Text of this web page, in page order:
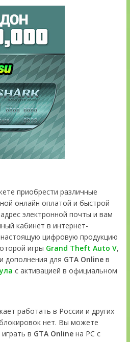
приобрести различные
онлайн оплатой и быстрой
электронной почты и вам
кабинет в интернет-
цифровую продукцию
игры Grand Theft Auto V,
дополнения для GTA Onlineв
с активацией в официальном
работать в России и других
нет. Вы можете
в GTA Onlineна PC с